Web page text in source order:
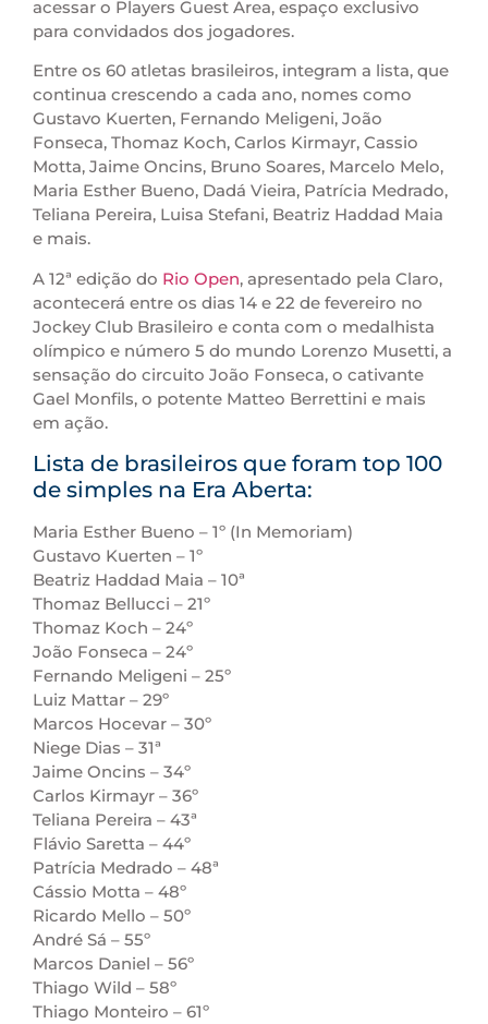
acessar o Players Guest Area, espaço exclusivo
para convidados dos jogadores.
Entre os 60 atletas brasileiros, integram a lista, que
continua crescendo a cada ano, nomes como
Gustavo Kuerten, Fernando Meligeni, João
Fonseca, Thomaz Koch, Carlos Kirmayr, Cassio
Motta, Jaime Oncins, Bruno Soares, Marcelo Melo,
Maria Esther Bueno, Dadá Vieira, Patrícia Medrado,
Teliana Pereira, Luisa Stefani, Beatriz Haddad Maia
e mais.
A 12ª edição do Rio Open, apresentado pela Claro,
acontecerá entre os dias 14 e 22 de fevereiro no
Jockey Club Brasileiro e conta com o medalhista
olímpico e número 5 do mundo Lorenzo Musetti, a
sensação do circuito João Fonseca, o cativante
Gael Monfils, o potente Matteo Berrettini e mais
em ação.
Lista de brasileiros que foram top 100
de simples na Era Aberta:
Maria Esther Bueno – 1º (In Memoriam)
Gustavo Kuerten – 1º
Beatriz Haddad Maia – 10ª
Thomaz Bellucci – 21º
Thomaz Koch – 24º
João Fonseca – 24º
Fernando Meligeni – 25º
Luiz Mattar – 29º
Marcos Hocevar – 30º
Niege Dias – 31ª
Jaime Oncins – 34º
Carlos Kirmayr – 36º
Teliana Pereira – 43ª
Flávio Saretta – 44º
Patrícia Medrado – 48ª
Cássio Motta – 48º
Ricardo Mello – 50º
André Sá – 55º
Marcos Daniel – 56º
Thiago Wild – 58º
Thiago Monteiro – 61º